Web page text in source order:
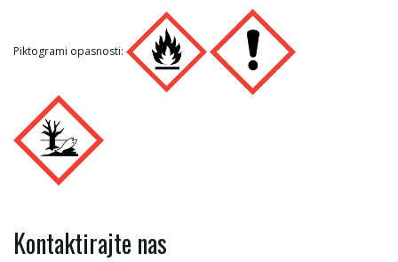
Piktogrami opasnosti:
Kontaktirajte nas